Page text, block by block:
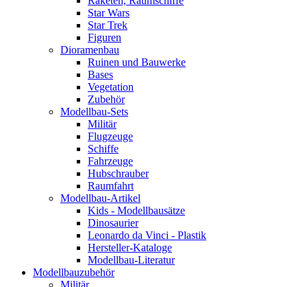
Star Wars
Star Trek
Figuren
Dioramenbau
Ruinen und Bauwerke
Bases
Vegetation
Zubehör
Modellbau-Sets
Militär
Flugzeuge
Schiffe
Fahrzeuge
Hubschrauber
Raumfahrt
Modellbau-Artikel
Kids - Modellbausätze
Dinosaurier
Leonardo da Vinci - Plastik
Hersteller-Kataloge
Modellbau-Literatur
Modellbauzubehör
Militär